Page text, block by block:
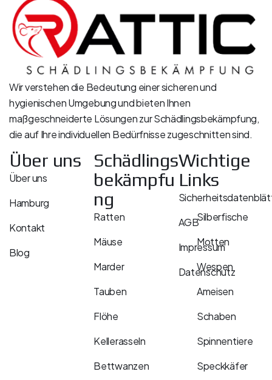
Wir verstehen die Bedeutung einer sicheren und
hygienischen Umgebung und bieten Ihnen
maßgeschneiderte Lösungen zur Schädlingsbekämpfung,
die auf Ihre individuellen Bedürfnisse zugeschnitten sind.
Über uns
Über uns
Hamburg
Kontakt
Blog
Schädlings
bekämpfu
ng
Ratten
Mäuse
Marder
Tauben
Flöhe
Kellerasseln
Bettwanzen
Silberfische
Motten
Wespen
Ameisen
Schaben
Spinnentiere
Speckkäfer
Wichtige
Links
AGB
Impressum
Datenschutz